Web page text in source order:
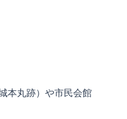
本丸跡）や市民会館